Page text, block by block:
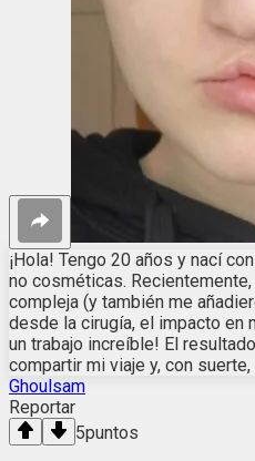
¡Hola! Tengo 20 años y nací
no cosméticas.
compleja (y también me
desde la cirugía, el impacto en
un trabajo increíble! El
compartir mi viaje y, con
Ghoulsam
Reportar
5puntos